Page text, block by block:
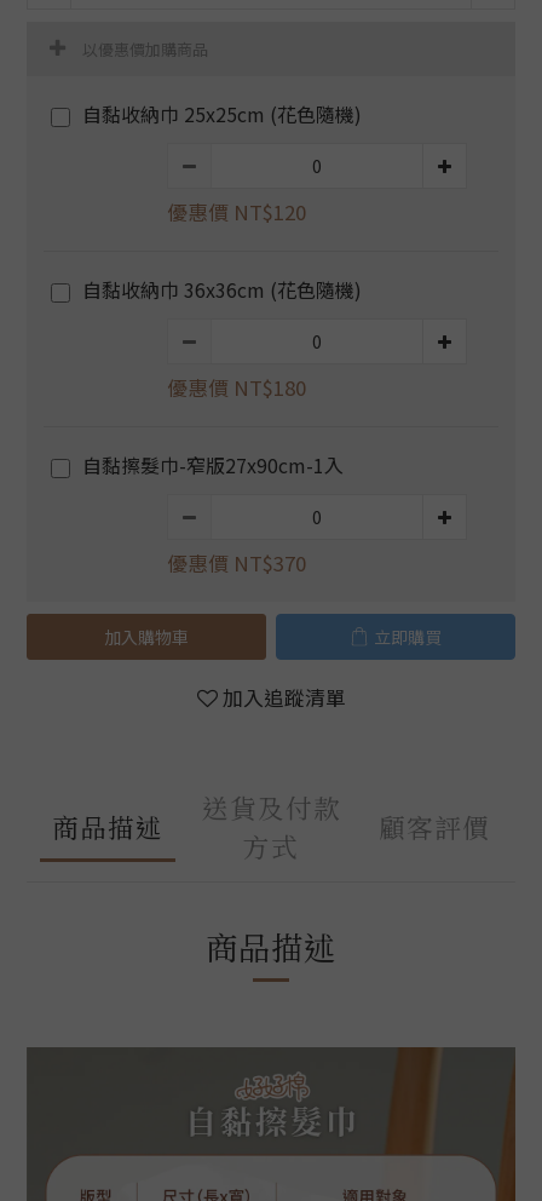
以優惠價加購商品
自黏收納巾 25x25cm (花色隨機)
優惠價 NT$120
自黏收納巾 36x36cm (花色隨機)
優惠價 NT$180
自黏擦髮巾-窄版27x90cm-1入
優惠價 NT$370
加入購物車 立即購買
加入追蹤清單
商品描述
送貨及付款
方式
顧客評價
商品描述